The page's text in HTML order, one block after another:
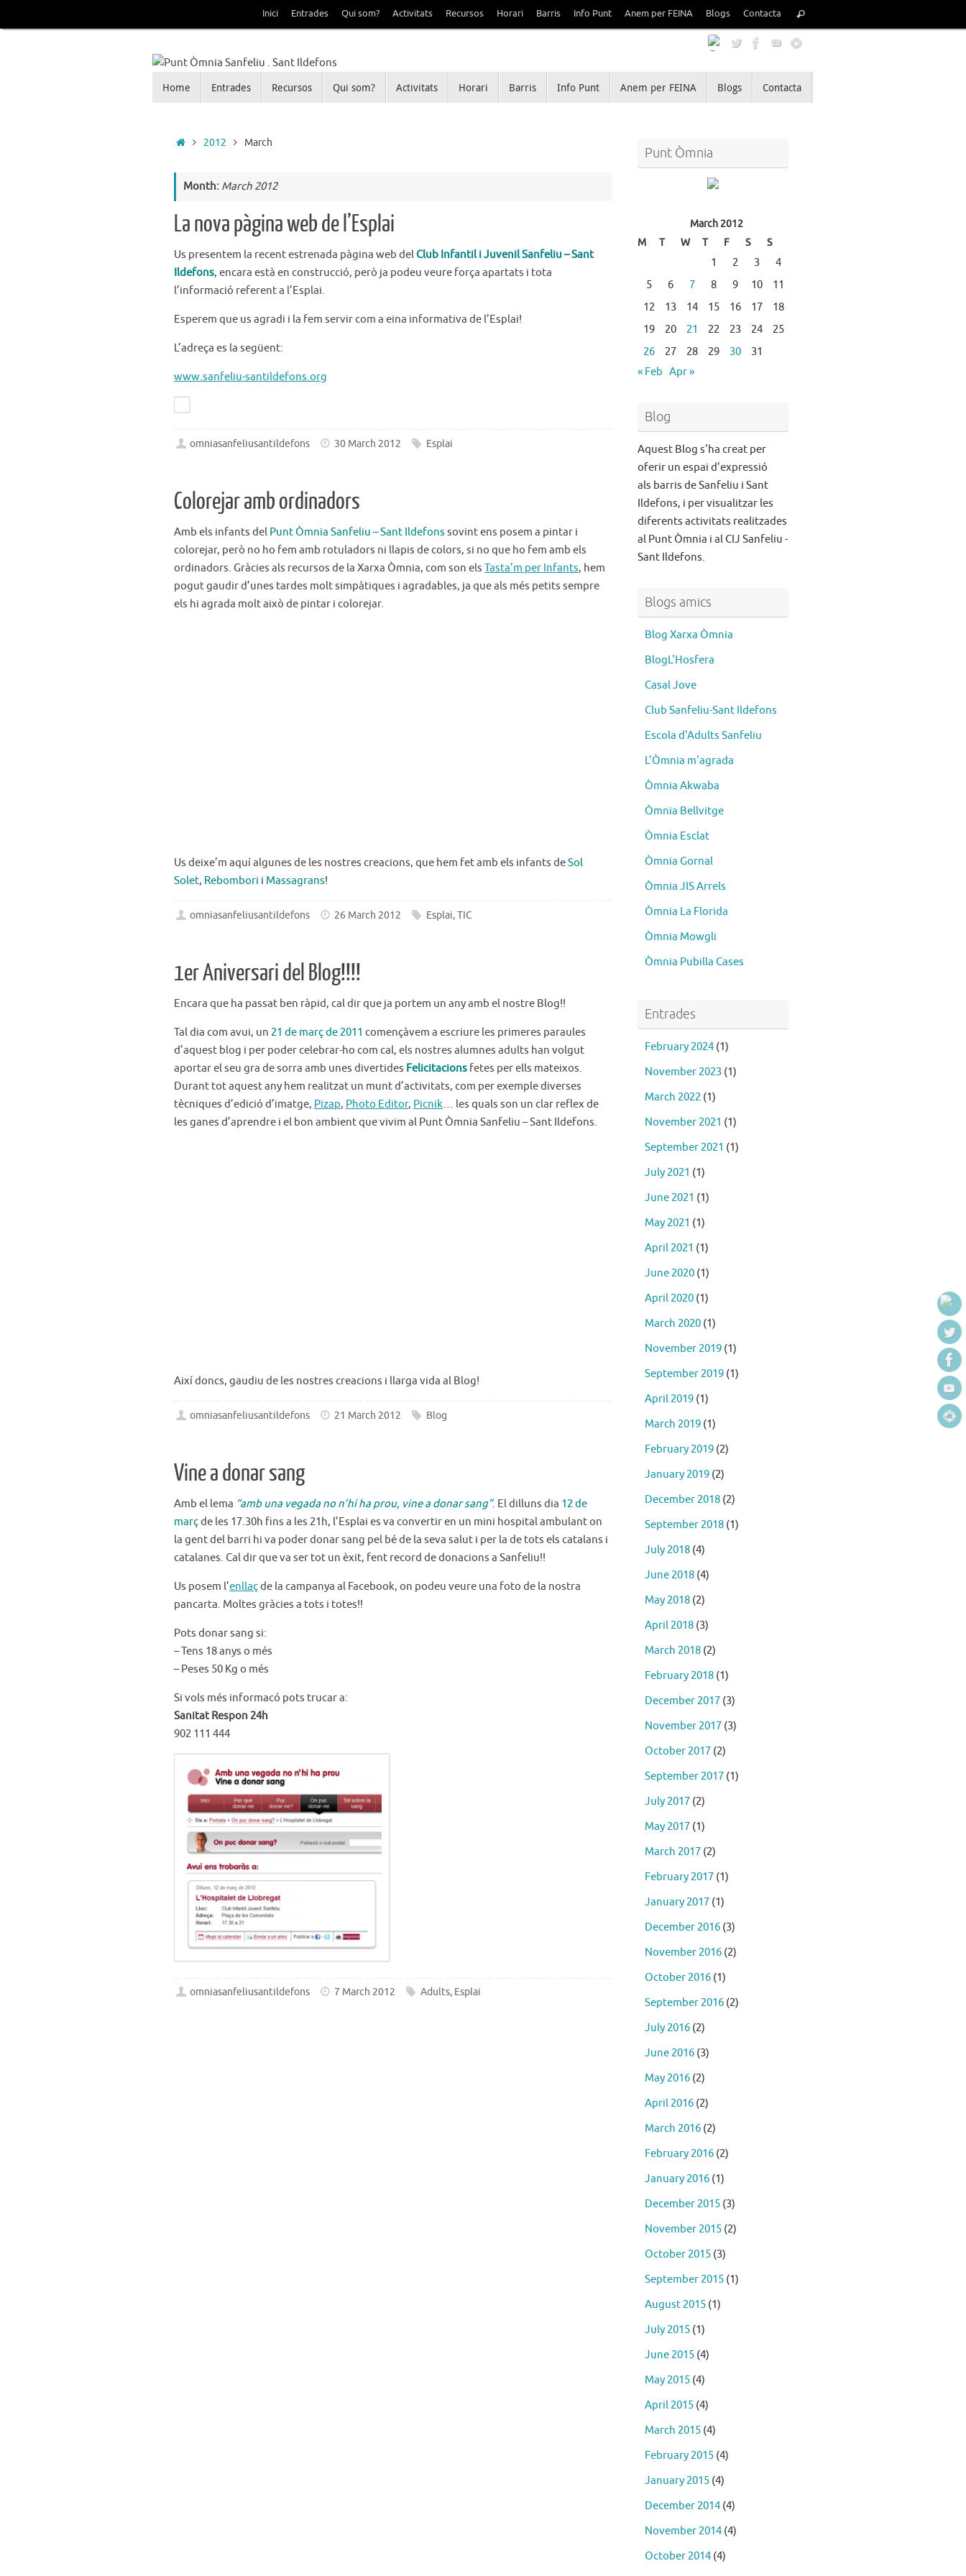
to
Inici Entrades Qui som? Activitats Recursos Horari Barris Info Punt Anem per FEINA Blogs Contacta
for:
Search
Punt Òmnia Sanfeliu . Sant Ildefons
Home Entrades Recursos Qui som? Activitats Horari Barris Info Punt Anem per FEINA Blogs Contacta
Home2012 March
Month: March 2012
La nova pàgina web de l’Esplai
Us presentem la recent estrenada pàgina web delClub Infantil i Juvenil Sanfeliu – Sant
Ildefons, encara està en construcció, però ja podeu veure força apartats i tota
l’informació referent a l’Esplai.
Esperem que us agradi i la fem servir com a eina informativa de l’Esplai!
L’adreça es la següent:
www.sanfeliu-santildefons.org
omniasanfeliusantildefons 30 March 2012 Esplai
Colorejar amb ordinadors
Amb els infants del Punt Òmnia Sanfeliu – Sant Ildefons sovint ens posem a pintar i
colorejar, però no ho fem amb rotuladors ni llapis de colors, si no que ho fem amb els
ordinadors. Gràcies als recursos de la Xarxa Òmnia, com son els Tasta’m per Infants, hem
pogut gaudir d’unes tardes molt simpàtiques i agradables, ja que als més petits sempre
els hi agrada molt això de pintar i colorejar.
Us deixe’m aquí algunes de les nostres creacions, que hem fet amb els infants deSol
Solet, Rebombori i Massagrans!
omniasanfeliusantildefons 26 March 2012 Esplai,TIC
1er Aniversari del Blog!!!!
Encara que ha passat ben ràpid, cal dir que ja portem un any amb el nostre Blog!!
Tal dia com avui, un 21 de març de 2011 començàvem a escriure les primeres paraules
d’aquest blog i per poder celebrar-ho com cal, els nostres alumnes adults han volgut
aportar el seu gra de sorra amb unes divertides Felicitacions fetes per ells mateixos.
Durant tot aquest any hem realitzat un munt d’activitats, com per exemple diverses
tècniques d’edició d’imatge, Pizap, Photo Editor, Picnik… les quals son un clar reflex de
les ganes d’aprendre i el bon ambient que vivim al Punt Òmnia Sanfeliu – Sant Ildefons.
Així doncs, gaudiu de les nostres creacions i llarga vida al Blog!
omniasanfeliusantildefons 21 March 2012 Blog
Vine a donar sang
Amb el lema “amb una vegada no n’hi ha prou, vine a donar sang”. El dilluns dia 12 de
marçde les 17.30h fins a les 21h, l’Esplai es va convertir en un mini hospital ambulant on
la gent del barri hi va poder donar sang pel bé de la seva salut i per la de tots els catalans i
catalanes. Cal dir que va ser tot un èxit, fent record de donacions a Sanfeliu!!
Us posem l’enllaçde la campanya al Facebook, on podeu veure una foto de la nostra
pancarta. Moltes gràcies a tots i totes!!
Pots donar sang si:
– Tens 18 anys o més
– Peses 50 Kg o més
Si vols més informacó pots trucar a:
Sanitat Respon 24h
902 111 444
omniasanfeliusantildefons 7 March 2012 Adults, Esplai
Punt Òmnia
March 2012
M
T W T F S S
1 2 3
4
5
6 7 8 9 10
11
12
13 14 15 16 17
18
19
20 21 22 23 24
25
26
27 28 29 30
31
« Feb Apr »
Blog
Aquest Blog s'ha creat per
oferir un espai d'expressió
als barris de Sanfeliu i Sant
Ildefons, i per visualitzar les
diferents activitats realitzades
al Punt Òmnia i al CIJ Sanfeliu -
Sant Ildefons.
Blogs amics
Blog Xarxa Òmnia
BlogL'Hosfera
Casal Jove
Club Sanfeliu-Sant Ildefons
Escola d'Adults Sanfeliu
L'Òmnia m'agrada
Òmnia Akwaba
Òmnia Bellvitge
Òmnia Esclat
Òmnia Gornal
Òmnia JIS Arrels
Òmnia La Florida
Òmnia Mowgli
Òmnia Pubilla Cases
Entrades
February 2024 (1)
November 2023 (1)
March 2022 (1)
November 2021 (1)
September 2021 (1)
July 2021 (1)
June 2021 (1)
May 2021 (1)
April 2021 (1)
June 2020 (1)
April 2020 (1)
March 2020 (1)
November 2019 (1)
September 2019 (1)
April 2019 (1)
March 2019 (1)
February 2019 (2)
January 2019 (2)
December 2018 (2)
September 2018 (1)
July 2018 (4)
June 2018 (4)
May 2018 (2)
April 2018 (3)
March 2018 (2)
February 2018 (1)
December 2017 (3)
November 2017 (3)
October 2017 (2)
September 2017 (1)
July 2017 (2)
May 2017 (1)
March 2017 (2)
February 2017 (1)
January 2017 (1)
December 2016 (3)
November 2016 (2)
October 2016 (1)
September 2016 (2)
July 2016 (2)
June 2016 (3)
May 2016 (2)
April 2016 (2)
March 2016 (2)
February 2016 (2)
January 2016 (1)
December 2015 (3)
November 2015 (2)
October 2015 (3)
September 2015 (1)
August 2015 (1)
July 2015 (1)
June 2015 (4)
May 2015 (4)
April 2015 (4)
March 2015 (4)
February 2015 (4)
January 2015 (4)
December 2014 (4)
November 2014 (4)
October 2014 (4)